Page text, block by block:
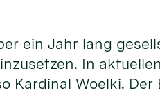
ein Jahr lang
In
Kardinal Woelki.